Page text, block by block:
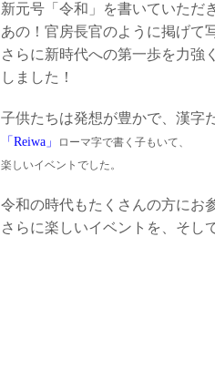
新元号「令和」を書いていただ
あの！官房長官のように掲げて
さらに新時代への第一歩を力強
しました！
子供たちは発想が豊かで、漢字
「Reiwa」
ローマ字で書く子もいて、
楽しいイベントでした。
令和の時代もたくさんの方にお
さらに楽しいイベントを、そし